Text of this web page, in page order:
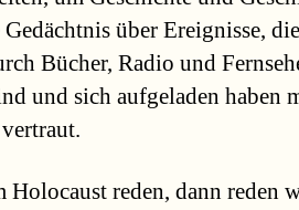
über Ereignisse,
Bücher, Radio und
und sich aufgeladen haben
Holocaust reden, dann reden